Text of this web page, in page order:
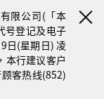
限公司(「本
号登记及电子
日(星期日) 凌
本行建议客户
客热线(852)